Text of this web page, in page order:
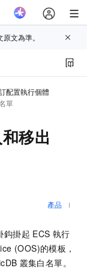
文為準。
配置執行個體
單
移出
產品
鈎掛起 ECS 執行
(OOS)的模板，
叢集白名單。